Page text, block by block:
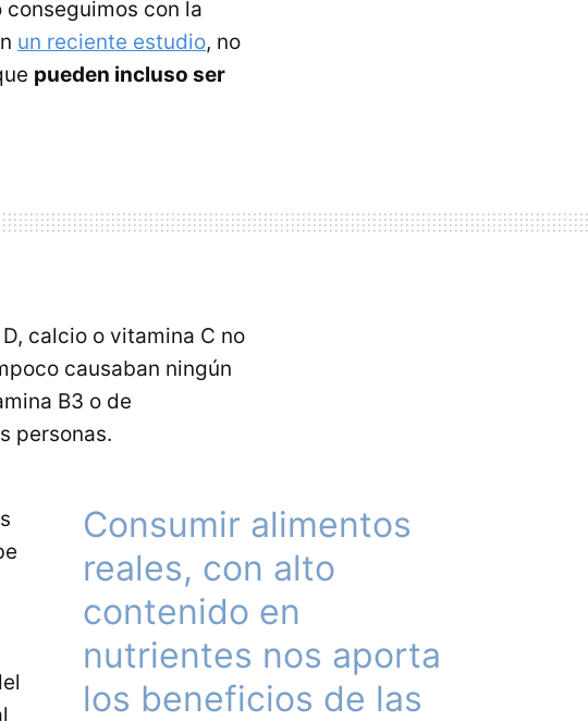
con la
un reciente estudio, no
pueden incluso ser
calcio o vitamina C no
causaban ningún
B3 o de
personas.
Consumir alimentos
reales, con alto
contenido en
nutrientes nos aporta
los beneficios de las